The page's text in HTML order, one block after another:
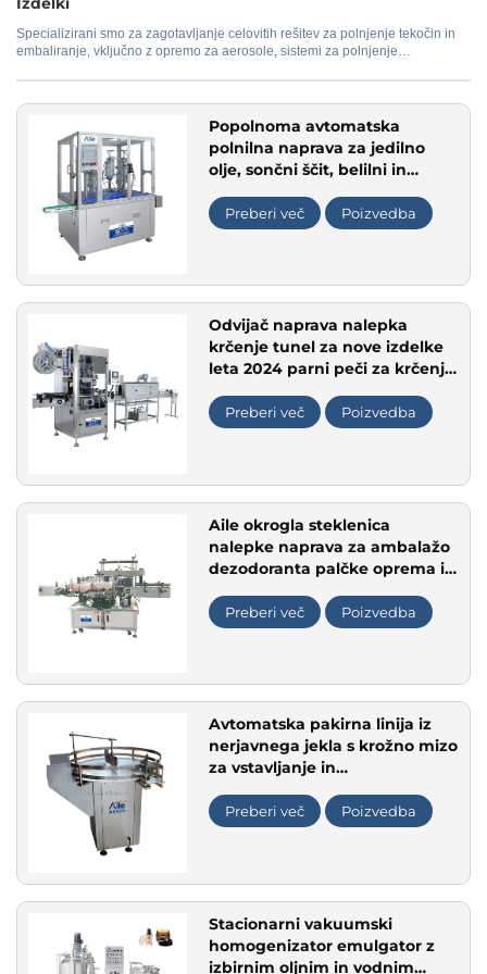
Uporaba
Specializirani smo za zagotavljanje celovitih rešitev za polnjenje tekočin in
embaliranje, vključno z opremo za aerosole, sistemi za polnjenje
parfume ter sistemi za čiščenje vode. Naša ponudba obsega od samostojnih
naprav do popolnoma avtomatiziranih proizvodnih linij, pri čemer so na voljo
prilagoditve za izpolnitev posebnih zahtev glede proizvodnje in materialov.
Popolnoma avtomatska
polnilna naprava za jedilno
olje, sončni ščit, belilni in
Preberi več Poizvedba
Odvijač naprava nalepka
krčenje tunel za nove izdelke
leta 2024 parni peči za krčenje
Preberi več Poizvedba
Aile okrogla steklenica
nalepke naprava za ambalažo
dezodoranta palčke oprema iz
površina kvadratna nalepke
naprava
Preberi več Poizvedba
Avtomatska pakirna linija iz
nerjavnega jekla s krožno mizo
za vstavljanje in
razvrščevalno proizvodno linijo
Preberi več Poizvedba
Stacionarni vakuumski
homogenizator emulgator z
izbirnim oljnim in vodnim